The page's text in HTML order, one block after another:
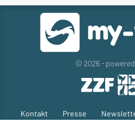
© 2026 -
Kontakt Presse